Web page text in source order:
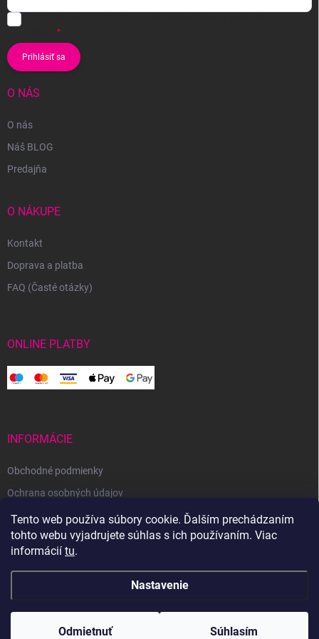
Tento web používa súbory cookie. Ďalším prechádzaním
tohto webu vyjadrujete súhlas s ich používaním. Viac
informácií tu.
Nastavenie
Odmietnuť Súhlasím
Prihlásiť sa
O NÁS
O nás
Náš BLOG
Predajňa
O NÁKUPE
Kontakt
Doprava a platba
FAQ (Časté otázky)
ONLINE PLATBY
INFORMÁCIE
Obchodné podmienky
Ochrana osobných údajov
Reklamačný poriadok
Odstúpenie od zmluvy
Copyright 2026Svetoveklbka.sk . Všetky práva vyhradené.